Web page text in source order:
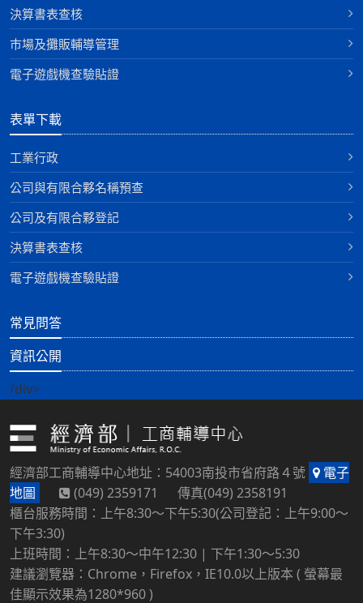
決算書表查核
巿場及攤販輔導管理
電子遊戲機查驗貼證
表單下載
工業行政
公司與有限合夥名稱預查
公司及有限合夥登記
決算書表查核
電子遊戲機查驗貼證
常見問答
資訊公開
/div>
經濟部工商輔導中心地址：54003南投市省府路４號
電子
地圖
(049) 2359171 傳真(049) 2358191
櫃台服務時間：上午8:30～下午5:30(公司登記：上午9:00～
下午3:30)
上班時間：上午8:30～中午12:30 | 下午1:30～5:30
建議瀏覽器：Chrome，Firefox，IE10.0以上版本 ( 螢幕最
佳顯示效果為1280*960 )